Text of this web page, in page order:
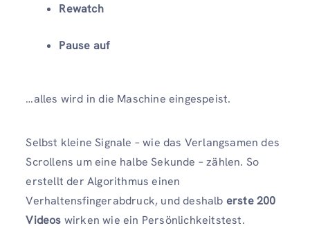
Rewatch
Pause auf
…alles wird in die Maschine eingespeist.
Selbst kleine Signale – wie das Verlangsamen des
Scrollens um eine halbe Sekunde – zählen. So
erstellt der Algorithmus einen
Verhaltensfingerabdruck, und deshalb erste 200
Videos wirken wie ein Persönlichkeitstest.